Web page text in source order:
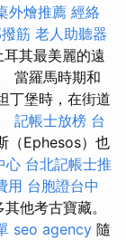
外燴推薦 經絡
筋 老人助聽器
其最美麗的遠
當羅馬時期和
丁堡時，在街道
記帳士放榜 台
（Ephesos）也
心 台北記帳士推
用 台胞證台中
他考古寶藏。
seo agency 隨